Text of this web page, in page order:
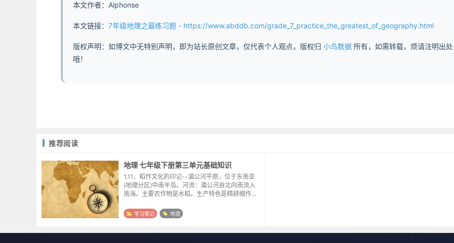
本文作者：Alphonse
本文链接： 7年级地理之最练习题 - https://www.abddb.com/grade_7_practice_the_greatest_of_geography.html
版权声明：如博文中无特别声明，即为站长原创文章，仅代表个人观点，版权归 小鸟数据 所有，如需转载，烦请注明出处
哦！
推荐阅读
地理 七年级下册第三单元基础知识
1.11、稻作文化的印记--湄公河平原，位于东南亚
(地理分区)中南半岛。河流：湄公河自北向南流入
南海。主要农作物是水稻。生产特色是精耕细作，
件：①热带季风气候，雨热同期；②地势平坦，
土壤肥沃...
学习笔记 地理